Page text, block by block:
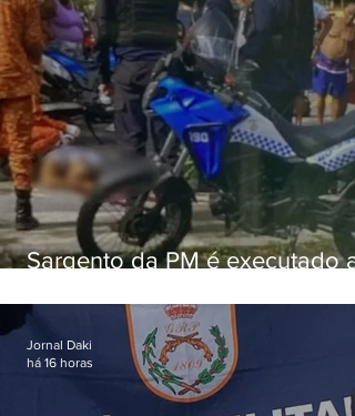
Sargento da PM é executado a
em Vaz Lobo
Jornal Daki
há 16 horas